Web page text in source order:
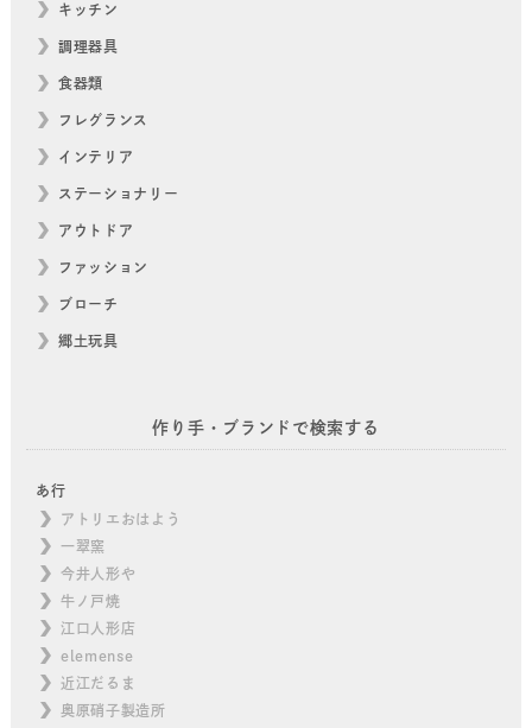
キッチン
調理器具
食器類
フレグランス
インテリア
ステーショナリー
アウトドア
ファッション
ブローチ
郷土玩具
作り手・ブランドで検索する
あ行
アトリエおはよう
一翠窯
今井人形や
牛ノ戸焼
江口人形店
elemense
近江だるま
奥原硝子製造所